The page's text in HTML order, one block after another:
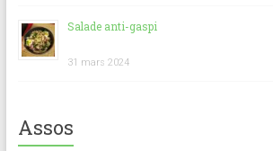
Salade anti-gaspi
31 mars 2024
Assos